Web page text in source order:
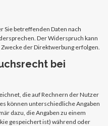
Sie betreffenden Daten nach
Der Widerspruch kann
der Direktwerbung erfolgen.
bei
die auf Rechnern der Nutzer
können unterschiedliche Angaben
dazu, die Angaben zu einem
gespeichert ist) während oder